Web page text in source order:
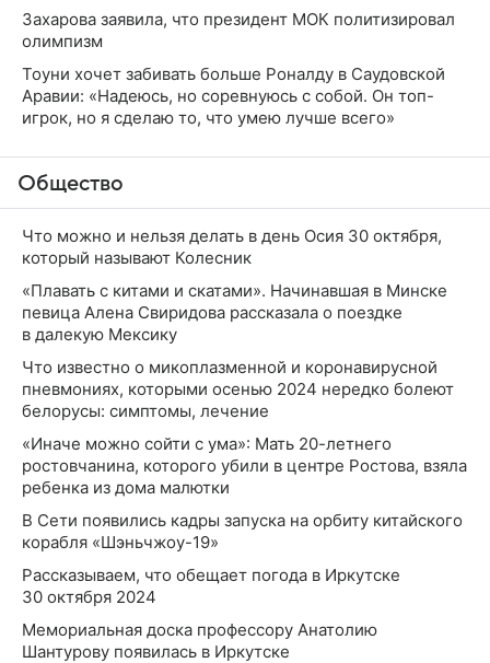
Захарова заявила, что президент МОК политизировал
олимпизм
Тоуни хочет забивать больше Роналду в Саудовской
Аравии: «Надеюсь, но соревнуюсь с собой. Он топ-
игрок, но я сделаю то, что умею лучше всего»
Общество
Что можно и нельзя делать в день Осия 30 октября,
который называют Колесник
«Плавать с китами и скатами». Начинавшая в Минске
певица Алена Свиридова рассказала о поездке
в далекую Мексику
Что известно о микоплазменной и коронавирусной
пневмониях, которыми осенью 2024 нередко болеют
белорусы: симптомы, лечение
«Иначе можно сойти с ума»: Мать 20-летнего
ростовчанина, которого убили в центре Ростова, взяла
ребенка из дома малютки
В Сети появились кадры запуска на орбиту китайского
корабля «Шэньчжоу-19»
Рассказываем, что обещает погода в Иркутске
30 октября 2024
Мемориальная доска профессору Анатолию
Шантурову появилась в Иркутске